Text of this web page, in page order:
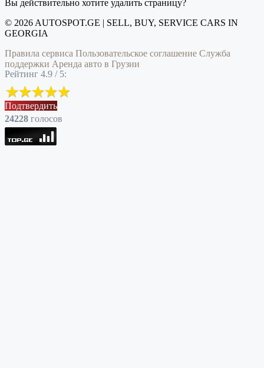
Вы действительно хотите удалить страницу?
© 2026 AUTOSPOT.GE | SELL, BUY, SERVICE CARS IN
GEORGIA
Правила сервиса Пользовательское соглашение Служба
поддержки Аренда авто в Грузии
Рейтинг 4.9 / 5:
Подтвердить
24228 голоcов